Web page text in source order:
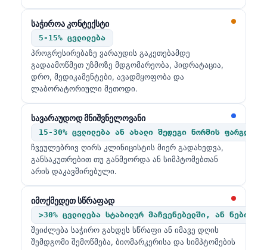
საჭიროა კონტექსტი
5-15% ცვლილება
პროგრესირებაზე ვარაუდის გაკეთებამდე
გადაამოწმეთ უზმოზე მდგომარეობა, ჰიდრატაცია,
დრო, მედიკამენტები, ავადმყოფობა და
ლაბორატორიული მეთოდი.
სავარაუდოდ მნიშვნელოვანი
15-30% ცვლილება ან ახალი შედეგი ნორმის ფარგლებს
ჩვეულებრივ ღირს კლინიცისტის მიერ გადახედვა,
განსაკუთრებით თუ განმეორდა ან სიმპტომებთან
არის დაკავშირებული.
იმოქმედეთ სწრაფად
>30% ცვლილება სტაბილურ მაჩვენებელში, ან
შეიძლება საჭირო გახდეს სწრაფი ან იმავე დღის
შემდგომი შემოწმება, ბიომარკერისა და სიმპტომების